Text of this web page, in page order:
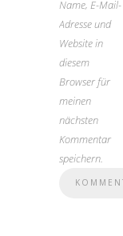
Name, E-Mail-
Adresse und
Website in
diesem
Browser für
meinen
nächsten
Kommentar
speichern.